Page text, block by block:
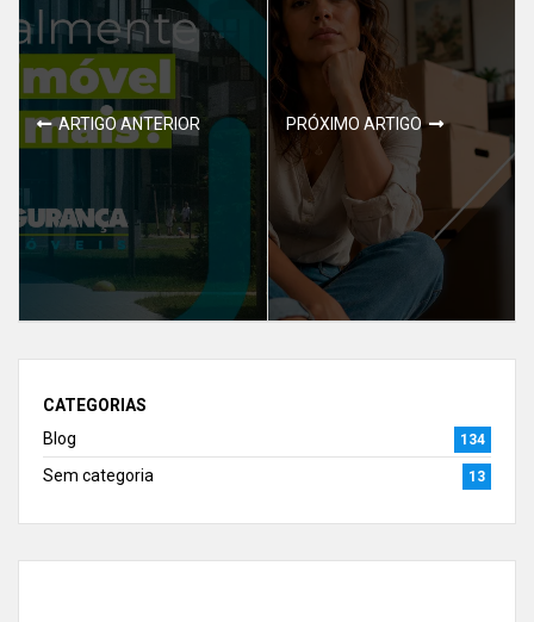
ARTIGO ANTERIOR PRÓXIMO ARTIGO
CATEGORIAS
Blog
134
Sem categoria 13